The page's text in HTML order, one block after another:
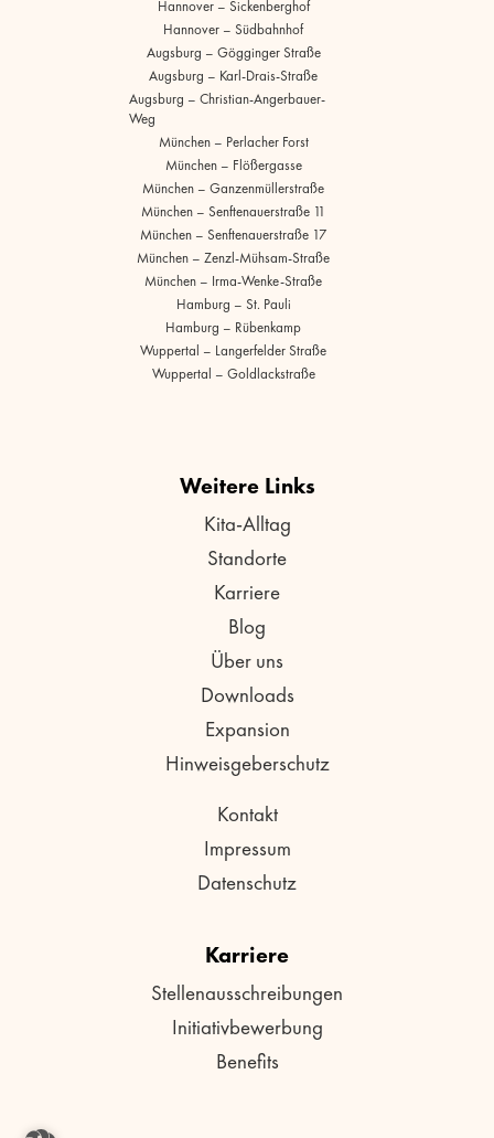
Hannover – Sickenberghof
Hannover – Südbahnhof
Augsburg – Gögginger Straße
Augsburg – Karl-Drais-Straße
Augsburg – Christian-Angerbauer-
Weg
München – Perlacher Forst
München – Flößergasse
München – Ganzenmüllerstraße
München – Senftenauerstraße 11
München – Senftenauerstraße 17
München – Zenzl-Mühsam-Straße
München – Irma-Wenke-Straße
Hamburg – St. Pauli
Hamburg – Rübenkamp
Wuppertal – Langerfelder Straße
Wuppertal – Goldlackstraße
Weitere Links
Kita-Alltag
Standorte
Karriere
Blog
Über uns
Downloads
Expansion
Hinweisgeberschutz
Kontakt
Impressum
Datenschutz
Karriere
Stellenausschreibungen
Initiativbewerbung
Benefits